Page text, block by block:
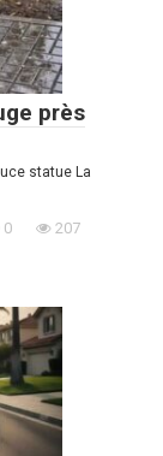
près
statue La
0 207